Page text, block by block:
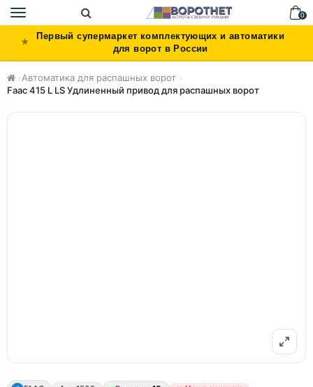
Toggle
navigation
0
Первый супермаркет комплектующих и автоматики
для ворот в России
›Автоматика для распашных ворот ›
Faac 415 L LS Удлиненный привод для распашных ворот